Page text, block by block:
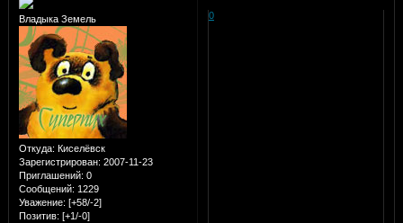
Владыка Земель
Откуда: Киселёвск
Зарегистрирован: 2007-11-23
Приглашений: 0
Сообщений: 1229
Уважение: [+58/-2]
Позитив: [+1/-0]
0